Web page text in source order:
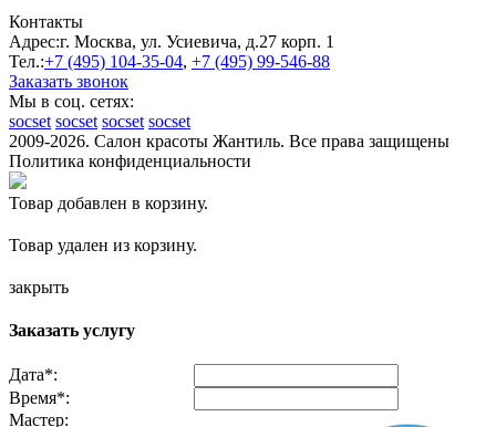
Контакты
Адрес:г. Москва, ул. Усиевича, д.27 корп. 1
Тел.:+7 (495) 104-35-04, +7 (495) 99-546-88
Заказать звонок
Мы в соц. сетях:
socset socset socset socset
2009-2026. Салон красоты Жантиль. Все права защищены
Политика конфиденциальности
Товар добавлен в корзину.
Товар удален из корзину.
закрыть
Заказать услугу
Дата*:
Время*:
Мастер: